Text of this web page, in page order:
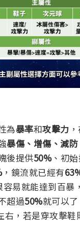
為暴率和攻擊力
暴傷、增傷、減
後提供50%、初
，鏡流就已經有
易就能達到百暴
超過50%就可以
右， 若是穿攻擊鞋